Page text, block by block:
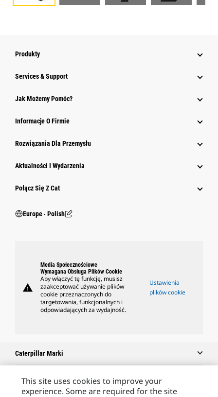
Produkty
Services & Support
Jak Możemy Pomóc?
Informacje O Firmie
Rozwiązania Dla Przemysłu
Aktualności I Wydarzenia
Połącz Się Z Cat
Europe ‧ Polish
warning
Media Społecznościowe
Wymagana Obsługa Plików Cookie
Aby włączyć tę funkcję, musisz
zaakceptować używanie plików
cookie przeznaczonych do
targetowania, funkcjonalnych i
odpowiadających za wydajność.
Ustawienia
plików cookie
Caterpillar Marki
Caterpillar.com
This site uses cookies to improve your
experience. Some are required for the site